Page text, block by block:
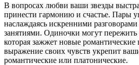
В вопросах любви ваши звезды
принести гармонию и счастье. Пары
наслаждаясь искренними
занятиями. Одиночки могут пережить
которая зажжет новые
выражение своих чувств укрепит
романтические или платонические.